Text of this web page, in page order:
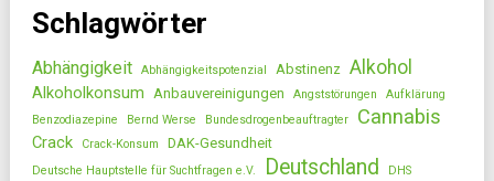
Schlagwörter
Abhängigkeit Abhängigkeitspotenzial Abstinenz Alkohol
Alkoholkonsum Anbauvereinigungen Angststörungen
Aufklärung
Benzodiazepine
Bernd Werse Bundesdrogenbeauftragter Cannabis
Crack Crack-Konsum DAK-Gesundheit
Deutsche Hauptstelle für Suchtfragen e.V. Deutschland
DHS